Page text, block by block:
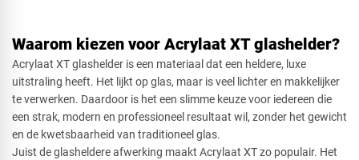
Waarom kiezen voor Acrylaat XT glashelder?
Acrylaat XT glashelder is een materiaal dat een heldere, luxe
uitstraling heeft. Het lijkt op glas, maar is veel lichter en makkelijker
te verwerken. Daardoor is het een slimme keuze voor iedereen die
een strak, modern en professioneel resultaat wil, zonder het gewicht
en de kwetsbaarheid van traditioneel glas.
Juist de glasheldere afwerking maakt Acrylaat XT zo populair. Het